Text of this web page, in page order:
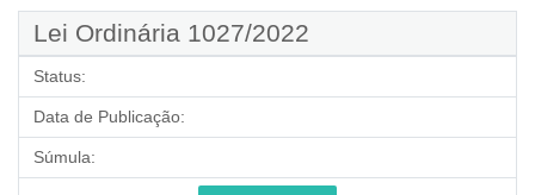
Lei Ordinária 1027/2022
Status:
Data de Publicação:
Súmula: